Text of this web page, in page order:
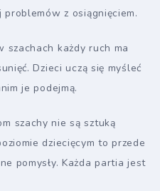
problemów z osiągnięciem.
szachach każdy ruch ma
Dzieci uczą się myśleć
je podejmą.
szachy nie są sztuką
dziecięcym to przede
pomysły. Każda partia jest